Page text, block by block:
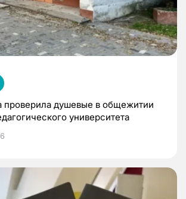
проверила душевые в общежитии
университета